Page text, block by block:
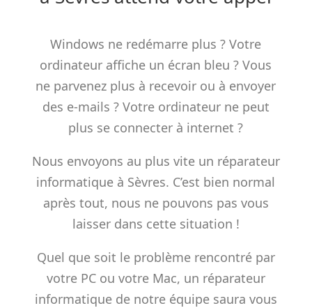
Windows ne redémarre plus ? Votre
ordinateur affiche un écran bleu ? Vous
ne parvenez plus à recevoir ou à envoyer
des e-mails ? Votre ordinateur ne peut
plus se connecter à internet ?
Nous envoyons au plus vite un réparateur
informatique à Sèvres. C’est bien normal
après tout, nous ne pouvons pas vous
laisser dans cette situation !
Quel que soit le problème rencontré par
votre PC ou votre Mac, un réparateur
informatique de notre équipe saura vous